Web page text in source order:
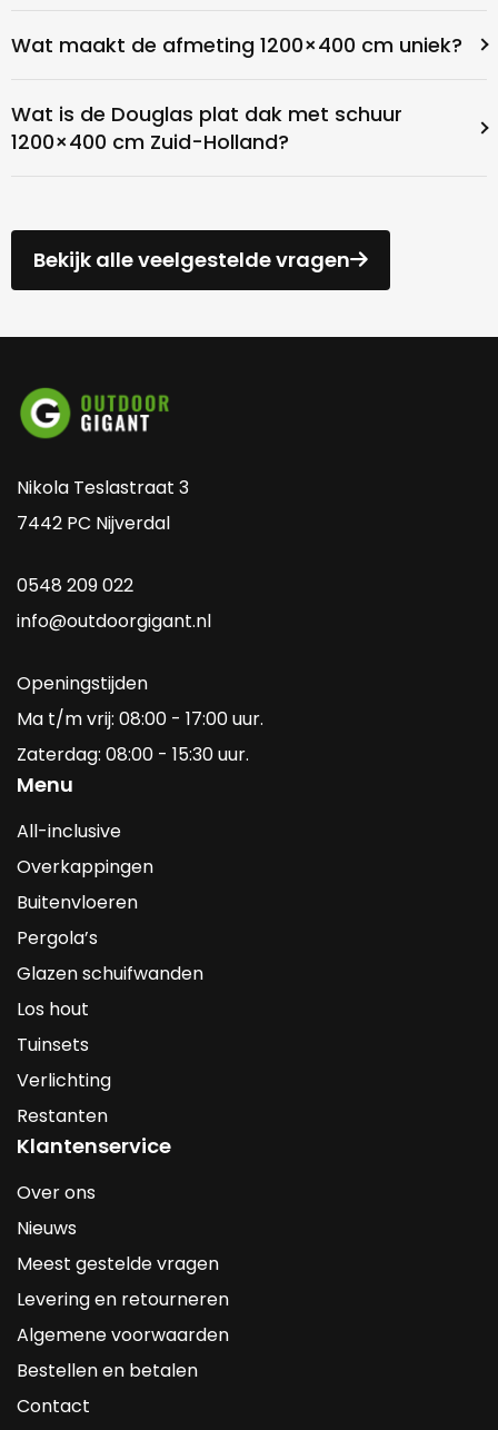
Wat maakt de afmeting 1200×400 cm uniek?
Wat is de Douglas plat dak met schuur
1200×400 cm Zuid-Holland?
Bekijk alle veelgestelde vragen
Nikola Teslastraat 3
7442 PC Nijverdal
0548 209 022
info@outdoorgigant.nl
Openingstijden
Ma t/m vrij: 08:00 - 17:00 uur.
Zaterdag: 08:00 - 15:30 uur.
Menu
All-inclusive
Overkappingen
Buitenvloeren
Pergola’s
Glazen schuifwanden
Los hout
Tuinsets
Verlichting
Restanten
Klantenservice
Over ons
Nieuws
Meest gestelde vragen
Levering en retourneren
Algemene voorwaarden
Bestellen en betalen
Contact